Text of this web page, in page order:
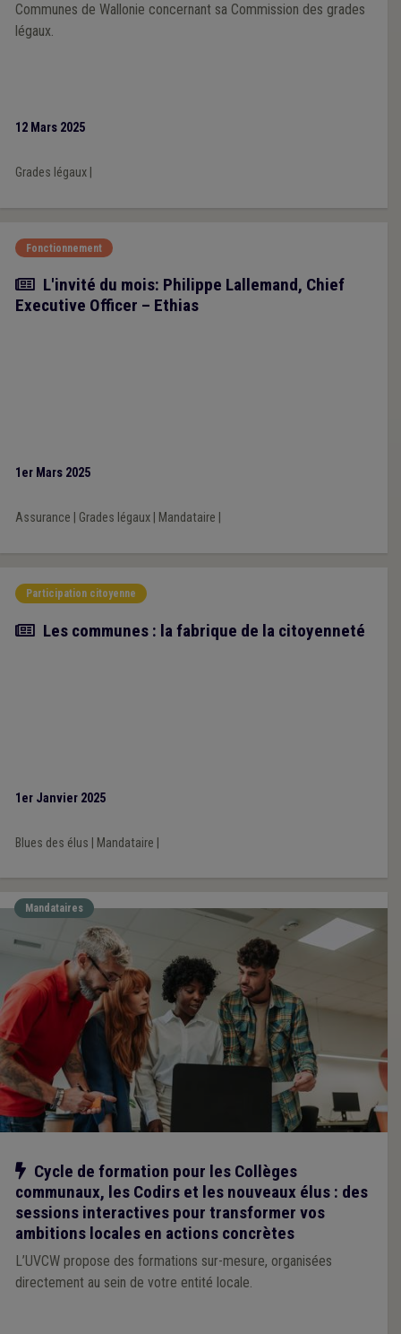
Communes de Wallonie concernant sa Commission des grades
légaux.
12 Mars 2025
Grades légaux|
Fonctionnement
Article
L'invité du mois: Philippe Lallemand, Chief
Executive Officer – Ethias
1er Mars 2025
Assurance Grades légaux| Mandataire
Participation citoyenne
Article
Les communes : la fabrique de la citoyenneté
1er Janvier 2025
Blues des élus Mandataire
Mandataires
Notre action
Cycle de formation pour les Collèges
communaux, les Codirs et les nouveaux élus : des
sessions interactives pour transformer vos
ambitions locales en actions concrètes
L’UVCW propose des formations sur-mesure, organisées
directement au sein de votre entité locale.